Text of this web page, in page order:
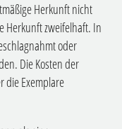
Herkunft nicht
Herkunft zweifelhaft. In
oder
Die Kosten der
die Exemplare